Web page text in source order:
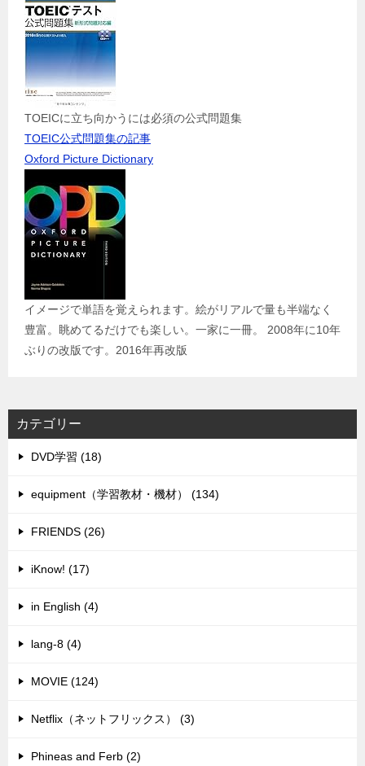
TOEICに立ち向かうには必須の公式問題集
TOEIC公式問題集の記事
Oxford Picture Dictionary
イメージで単語を覚えられます。絵がリアルで量も半端なく
豊富。眺めてるだけでも楽しい。一家に一冊。 2008年に10年
ぶりの改版です。2016年再改版
カテゴリー
DVD学習 (18)
equipment（学習教材・機材） (134)
FRIENDS (26)
iKnow! (17)
in English (4)
lang-8 (4)
MOVIE (124)
Netflix（ネットフリックス） (3)
Phineas and Ferb (2)